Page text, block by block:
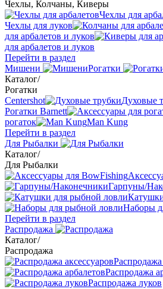
Чехлы, Колчаны, Киверы
Чехлы для
Чехлы для луков
для арбалетов и луков
для арбалетов и луков
Перейти в раздел
Мишени
Рогатки
Каталог/
Рогатки
Centershot
Духовые
Рогатки Barnett
рогаток
Man Kung
Перейти в раздел
Для Рыбалки
Каталог/
Для Рыбалки
Гарпуны/
Наборы
Перейти в раздел
Распродажа
Каталог/
Распродажа
Распродажа
Распродажа
Распродажа луков